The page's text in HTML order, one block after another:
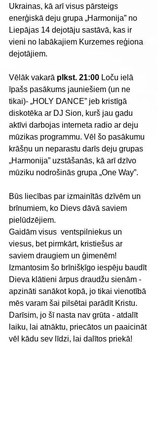
Ukrainas, kā arī visus pārsteigs
enerģiskā deju grupa „Harmonija” no
Liepājas 14 dejotāju sastāvā, kas ir
vieni no labākajiem Kurzemes reģiona
dejotājiem.
Vēlāk vakarā plkst. 21:00 Loču ielā
īpašs pasākums jauniešiem (un ne
tikai)- „HOLY DANCE” jeb kristīgā
diskotēka ar DJ Sion, kurš jau gadu
aktīvi darbojas interneta radio ar deju
mūzikas programmu. Vēl šo pasākumu
krāšņu un neparastu darīs deju grupas
„Harmonija” uzstāšanās, kā arī dzīvo
mūziku nodrošinās grupa „One Way”.
Būs liecības par izmainītās dzīvēm un
brīnumiem, ko Dievs dāvā saviem
pielūdzējiem.
Gaidām visus  ventspilniekus un
viesus, bet pirmkārt, kristiešus ar
saviem draugiem un ģimenēm!
Izmantosim šo brīnišķīgo iespēju baudīt
Dieva klātieni ārpus draudžu sienām -
apzināti sanākot kopā, jo tikai vienotībā
mēs varam šai pilsētai parādīt Kristu.
Darīsim, jo šī nasta nav grūta - atdalīt
laiku, lai atnāktu, priecātos un paaicināt
vēl kādu sev līdzi, lai dalītos priekā!